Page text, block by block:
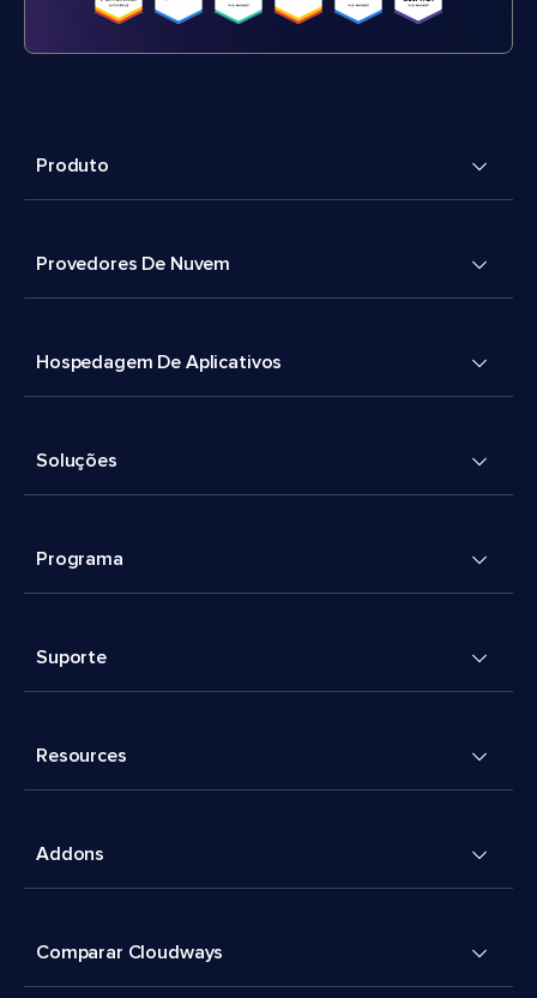
Produto
Provedores De Nuvem
Hospedagem De Aplicativos
Soluções
Programa
Suporte
Resources
Addons
Comparar Cloudways